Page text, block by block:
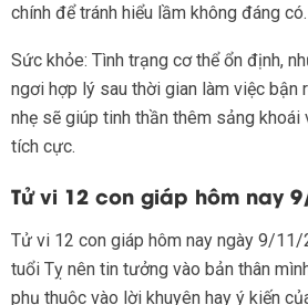
chính để tránh hiểu lầm không đáng có.
Sức khỏe: Tình trạng cơ thể ổn định,
ngơi hợp lý sau thời gian làm việc bận
nhẹ sẽ giúp tinh thần thêm sảng
tích cực.
Tử vi 12 con giáp hôm nay
Tử vi 12 con giáp hôm nay ngày 9/
tuổi Tỵ nên tin tưởng vào bản thân
phụ thuộc vào lời khuyên hay ý kiến